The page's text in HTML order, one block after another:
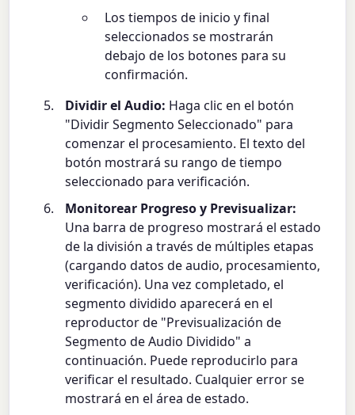
Los tiempos de inicio y final
seleccionados se mostrarán
debajo de los botones para su
confirmación.
Dividir el Audio: Haga clic en el botón
"Dividir Segmento Seleccionado" para
comenzar el procesamiento. El texto del
botón mostrará su rango de tiempo
seleccionado para verificación.
Monitorear Progreso y Previsualizar:
Una barra de progreso mostrará el estado
de la división a través de múltiples etapas
(cargando datos de audio, procesamiento,
verificación). Una vez completado, el
segmento dividido aparecerá en el
reproductor de "Previsualización de
Segmento de Audio Dividido" a
continuación. Puede reproducirlo para
verificar el resultado. Cualquier error se
mostrará en el área de estado.